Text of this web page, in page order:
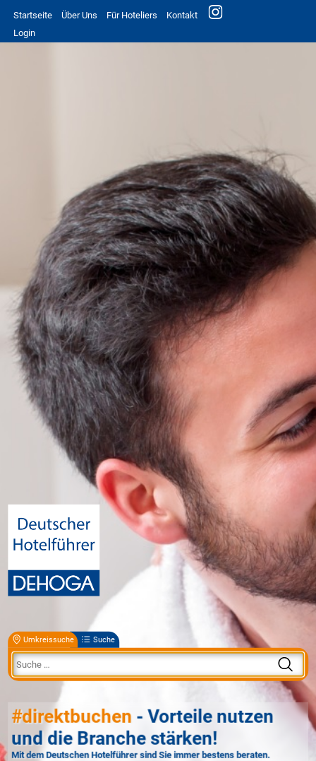
Startseite Über Uns Für Hoteliers
Kontakt
Login
Umkreissuche Suche
#direktbuchen - Vorteile nutzen
und die Branche stärken!
Mit dem Deutschen Hotelführer sind Sie immer bestens beraten.